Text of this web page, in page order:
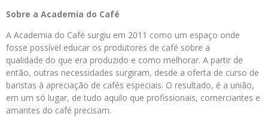
Sobre a Academia do Café
A Academia do Café surgiu em 2011 como um espaço onde
fosse possível educar os produtores de café sobre a
qualidade do que era produzido e como melhorar. A partir de
então, outras necessidades surgiram, desde a oferta de curso de
baristas à apreciação de cafés especiais. O resultado, é a união,
em um só lugar, de tudo aquilo que profissionais, comerciantes e
amantes do café precisam.